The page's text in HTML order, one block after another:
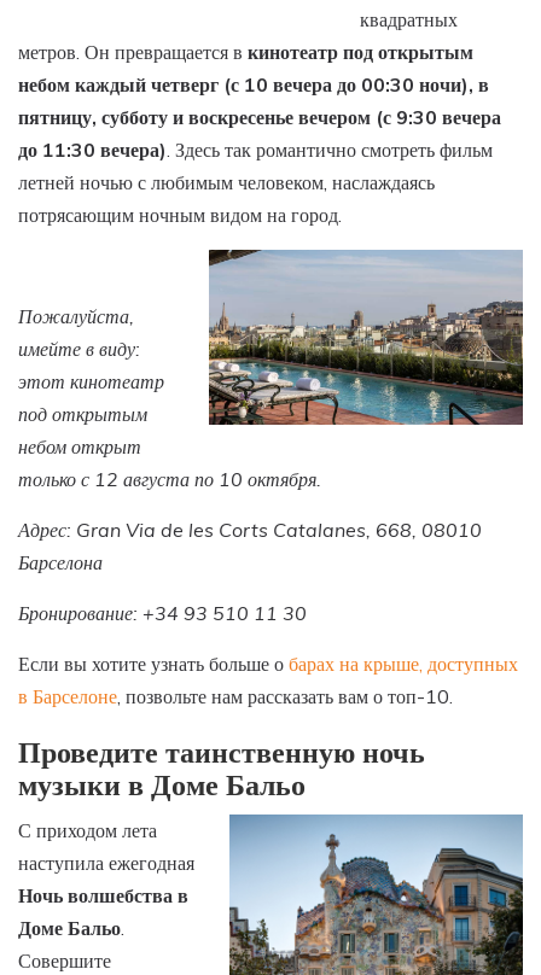
квадратных
метров. Он превращается в кинотеатр под открытым
небом каждый четверг (с 10 вечера до 00:30 ночи), в
пятницу, субботу и воскресенье вечером (с 9:30 вечера
до 11:30 вечера) . Здесь так романтично смотреть фильм
летней ночью с любимым человеком, наслаждаясь
потрясающим ночным видом на город.
Пожалуйста,
имейте в виду:
этот кинотеатр
под открытым
небом открыт
только с 12 августа по 10 октября.
Адрес: Gran Via de les Corts Catalanes, 668, 08010
Барселона
Бронирование: +34 93 510 11 30
Если вы хотите узнать больше о барах на крыше, доступных
в Барселоне , позвольте нам рассказать вам о топ-10.
Проведите таинственную ночь
музыки в Доме Бальо
С приходом лета
наступила ежегодная
Ночь волшебства в
Доме Бальо
Совершите